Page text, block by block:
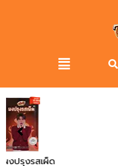
ผงปรุงรสบาร์บีคิว